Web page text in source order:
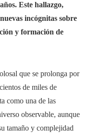
Este hallazgo,
incógnitas sobre
y formación de
que se prolonga por
de miles de
como una de las
observable, aunque
tamaño y complejidad